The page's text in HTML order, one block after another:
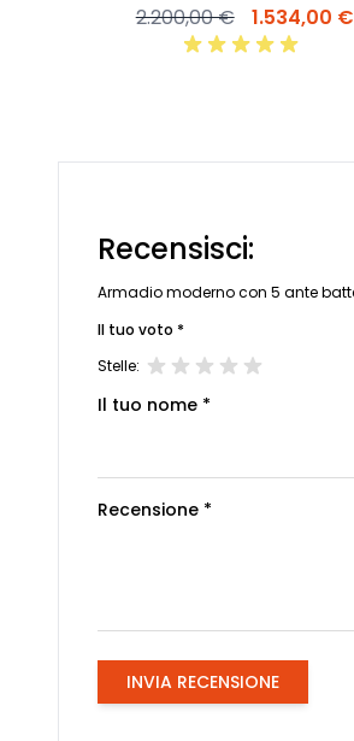
2.200,00 € 1.534,00 €
Recensisci:
Armadio moderno con 5 ante
Il tuo voto *
Stelle:
Il tuo nome *
Recensione *
INVIA RECENSIONE